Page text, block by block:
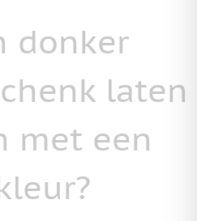
donker
laten
met een